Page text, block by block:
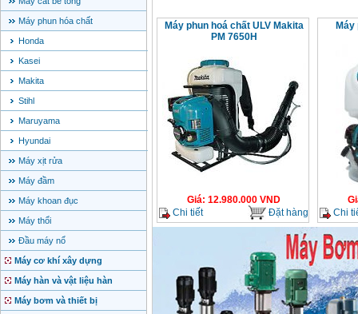
Máy phun hóa chất
Honda
Kasei
Makita
Stihl
Maruyama
Hyundai
Máy xịt rửa
Máy đầm
Máy khoan đục
Máy thổi
Đầu máy nổ
Máy cơ khí xây dựng
Máy hàn và vật liệu hàn
Máy bơm và thiết bị
Máy phun hoá chất ULV Makita
PM 7650H
Giá: 12.980.000 VND
Chi tiết
Đặt hàng
Máy
Chi